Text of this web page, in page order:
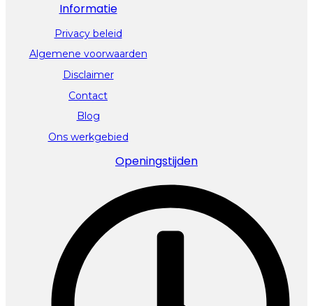
Informatie
Privacy beleid
Algemene voorwaarden
Disclaimer
Contact
Blog
Ons werkgebied
Openingstijden